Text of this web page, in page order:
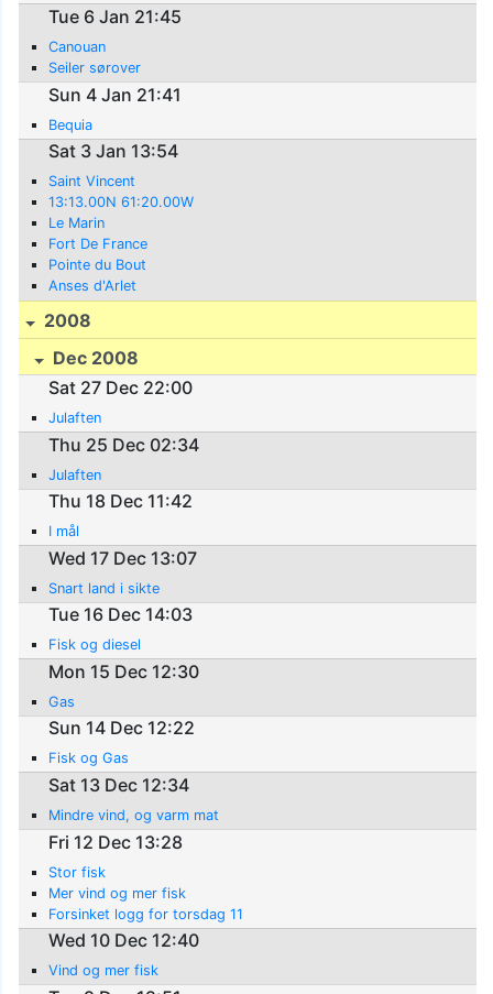
Tue 6 Jan 21:45
Canouan
Seiler sørover
Sun 4 Jan 21:41
Bequia
Sat 3 Jan 13:54
Saint Vincent
13:13.00N 61:20.00W
Le Marin
Fort De France
Pointe du Bout
Anses d'Arlet
2008
Dec 2008
Sat 27 Dec 22:00
Julaften
Thu 25 Dec 02:34
Julaften
Thu 18 Dec 11:42
I mål
Wed 17 Dec 13:07
Snart land i sikte
Tue 16 Dec 14:03
Fisk og diesel
Mon 15 Dec 12:30
Gas
Sun 14 Dec 12:22
Fisk og Gas
Sat 13 Dec 12:34
Mindre vind, og varm mat
Fri 12 Dec 13:28
Stor fisk
Mer vind og mer fisk
Forsinket logg for torsdag 11
Wed 10 Dec 12:40
Vind og mer fisk